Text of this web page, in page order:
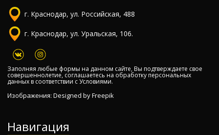
г. Краснодар, ул. Российская, 488
г. Краснодар, ул. Уральская, 106.
Заполняя любые формы на данном сайте, Вы подтверждаете свое
совершеннолетие, соглашаетесь на обработку персональных
данных в соответствии сУсловиями.
Изображения: Designed byFreepik
Навигация